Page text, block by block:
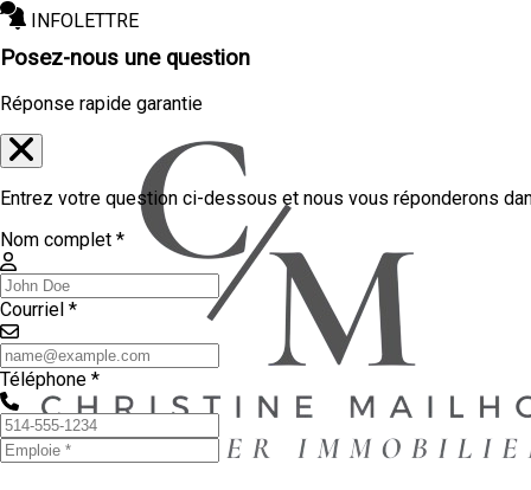
INFOLETTRE
Posez-nous une question
Réponse rapide garantie
Entrez votre question ci-dessous et nous vous réponderons
Nom complet *
Courriel *
Téléphone *